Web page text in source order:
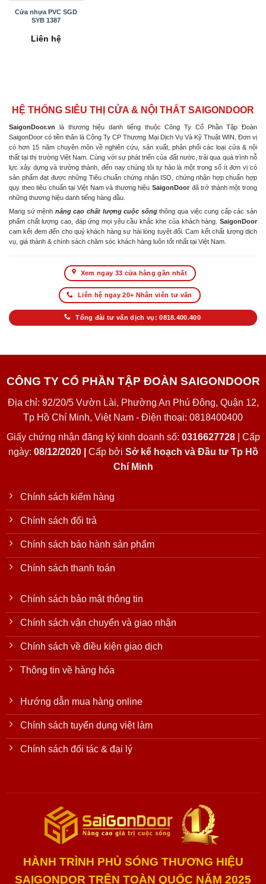
Cửa nhựa PVC SGD
SYB 1387
Liên hệ
HỆ THỐNG SIÊU THỊ CỬA & NỘI THẤT SAIGONDOOR
SaigonDoor.vn là thương hiệu danh tiếng thuộc Công Ty Cổ Phần Tập Đoàn
SaigonDoor có tiền thân là Công Ty CP Thương Mại Dịch Vụ Và Kỹ Thuật WIN, Đơn vị
có hơn 15 năm chuyên môn về nghiên cứu, sản xuất, phân phối các loại cửa & nội
thất tại thị trường Việt Nam. Cùng với sự phát triển của đất nước, trải qua quá trình nỗ
lực xây dựng và trưởng thành, đến nay chúng tôi tự hào là một trong số ít đơn vị có
sản phẩm đạt được những Tiêu chuẩn chứng nhận ISO, chứng nhận hợp chuẩn hợp
quy theo tiêu chuẩn tại Việt Nam và thương hiệu SaigonDoor đã trở thành một trong
những thương hiệu danh tiếng hàng đầu.
Mang sứ mệnh nâng cao chất lượng cuộc sốngthông qua việc cung cấp các sản
phẩm chất lượng cao, đáp ứng mọi yêu cầu khắc khe của khách hàng. SaigonDoor
cam kết đem đến cho quý khách hàng sự hài lòng tuyệt đối. Cam kết chất lượng dịch
vụ, giá thành & chính sách chăm sóc khách hàng luôn tốt nhất tại Việt Nam.
Xem ngay 33 cửa hàng gần nhất
Liên hệ ngay 20+ Nhân viên tư vấn
Tổng đài tư vấn dịch vụ: 0818.400.400
CÔNG TY CỔ PHẦN TẬP ĐOÀN SAIGONDOOR
Địa chỉ: 92/20/5 Vườn Lài, Phường An Phú Đông, Quận 12,
Tp Hồ Chí Minh, Việt Nam - Điện thoại: 0818400400
Giấy chứng nhận đăng ký kinh doanh số: 0316627728| Cấp
ngày: 08/12/2020 | Cấp bởi Sở kế hoạch và Đầu tư Tp Hồ
Chí Minh
Chính sách kiểm hàng
Chính sách đổi trả
Chính sách bảo hành sản phẩm
Chính sách thanh toán
Chính sách bảo mật thông tin
Chính sách vận chuyển và giao nhận
Chính sách về điều kiện giao dịch
Thông tin về hàng hóa
Hướng dẫn mua hàng online
Chính sách tuyển dụng việt làm
Chính sách đối tác & đại lý
HÀNH TRÌNH PHỦ SÓNG THƯƠNG HIỆU
SAIGONDOR TRÊN TOÀN QUỐC NĂM 2025